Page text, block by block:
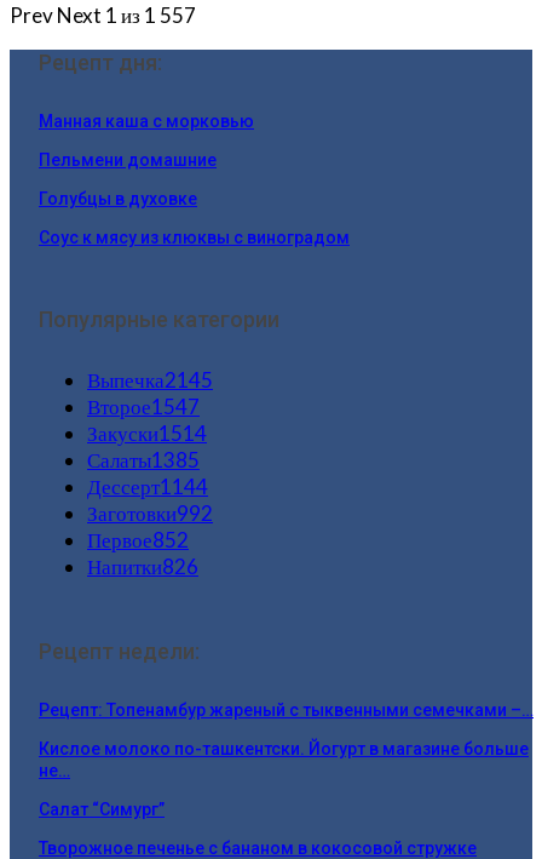
PrevNext 1 из 1 557
Рецепт дня:
Манная каша с морковью
Пельмени домашние
Голубцы в духовке
Соус к мясу из клюквы с виноградом
Популярные категории
Выпечка2145
Второе1547
Закуски1514
Салаты1385
Дессерт1144
Заготовки992
Первое852
Напитки826
Рецепт недели:
Рецепт: Топенамбур жареный с тыквенными семечками –…
Кислое молоко по-ташкентски. Йогурт в магазине больше
не…
Салат “Симург”
Творожное печенье с бананом в кокосовой стружке